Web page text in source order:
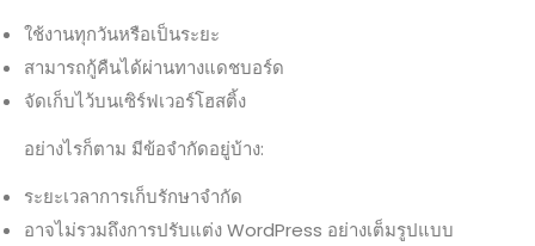
ใช้งานทุกวันหรือเป็นระยะ
สามารถกู้คืนได้ผ่านทางแดชบอร์ด
จัดเก็บไว้บนเซิร์ฟเวอร์โฮสติ้ง
อย่างไรก็ตาม มีข้อจำกัดอยู่บ้าง:
ระยะเวลาการเก็บรักษาจำกัด
อาจไม่รวมถึงการปรับแต่ง WordPress อย่างเต็มรูปแบบ